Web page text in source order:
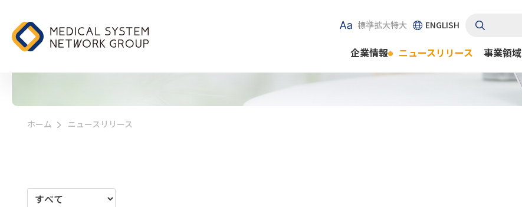
標準拡大特大 ENGLISH
企業情報 ニュースリリース 事業領域
ニュースリリース
ホーム >
ニュースリリース